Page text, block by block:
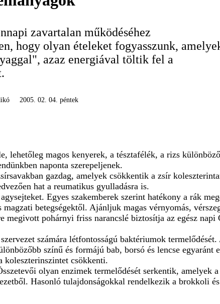
zavartalan működéséhez
hogy olyan ételeket fogyasszunk,
azaz energiával töltik fel a
2005. 02. 04. péntek
lehetőleg magos kenyerek, a tésztafélék, a rizs
naponta szerepeljenek.
gazdag, amelyek csökkentik a zsír
hat a reumatikus gyulladásra is.
Egyes szakemberek szerint hatékony a rák
betegségektől. Ajánljuk magas vérnyomás,
megivott pohárnyi friss narancslé biztosítja az egész
számára létfontosságú baktériumok
színű és formájú bab, borsó és lencse
koleszterinszintet csökkenti.
olyan enzimek termelődését serkentik, amelyek
Hasonló tulajdonságokkal rendelkezik a brokkoli